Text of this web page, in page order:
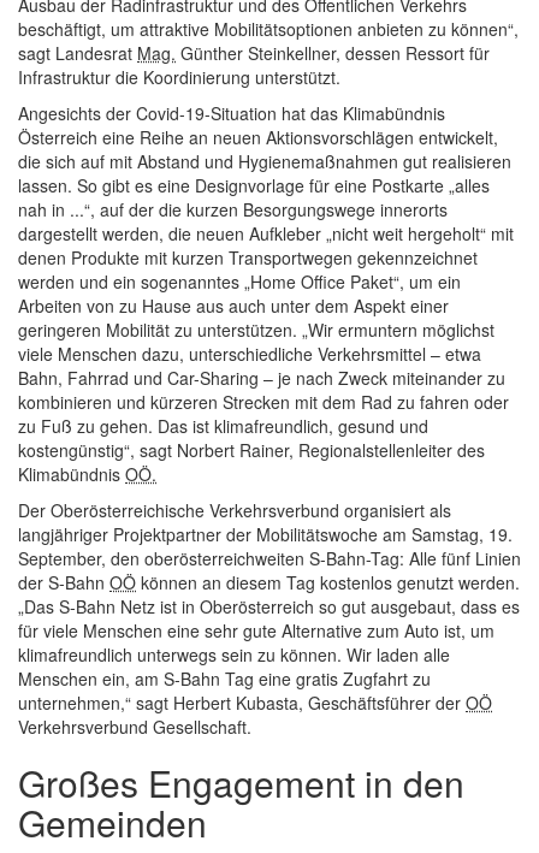
Ausbau der Radinfrastruktur und des Öffentlichen Verkehrs
beschäftigt, um attraktive Mobilitätsoptionen anbieten zu können ,
sagt Landesrat Mag. Günther Steinkellner, dessen Ressort für
Infrastruktur die Koordinierung unterstützt.
Angesichts der Covid-19-Situation hat das Klimabündnis
Österreich eine Reihe an neuen Aktionsvorschlägen entwickelt,
die sich auf mit Abstand und Hygienemaßnahmen gut realisieren
lassen. So gibt es eine Designvorlage für eine Postkarte „alles
nah in ...“, auf der die kurzen Besorgungswege innerorts
dargestellt werden, die neuen Aufkleber „nicht weit hergeholt“ mit
denen Produkte mit kurzen Transportwegen gekennzeichnet
werden und ein sogenanntes „Home Office Paket“, um ein
Arbeiten von zu Hause aus auch unter dem Aspekt einer
geringeren Mobilität zu unterstützen. Wir ermuntern möglichst
viele Menschen dazu, unterschiedliche Verkehrsmittel – etwa
Bahn, Fahrrad und Car-Sharing – je nach Zweck miteinander zu
kombinieren und kürzeren Strecken mit dem Rad zu fahren oder
zu Fuß zu gehen. Das ist klimafreundlich, gesund und
kostengünstig , sagt Norbert Rainer, Regionalstellenleiter des
Klimabündnis OÖ.
Der Oberösterreichische Verkehrsverbund organisiert als
langjähriger Projektpartner der Mobilitätswoche am Samstag, 19.
September, den oberösterreichweiten S-Bahn-Tag: Alle fünf Linien
der S-Bahn OÖ können an diesem Tag kostenlos genutzt werden.
Das S-Bahn Netz ist in Oberösterreich so gut ausgebaut, dass es
für viele Menschen eine sehr gute Alternative zum Auto ist, um
klimafreundlich unterwegs sein zu können. Wir laden alle
Menschen ein, am S-Bahn Tag eine gratis Zugfahrt zu
unternehmen, sagt Herbert Kubasta, Geschäftsführer der OÖ
Verkehrsverbund Gesellschaft.
Großes Engagement in den
Gemeinden